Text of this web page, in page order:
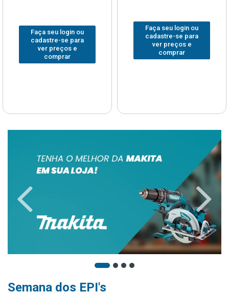
Faça seu login ou
cadastre-se para
ver preços e
comprar
Faça seu login ou
cadastre-se para
ver preços e
comprar
Semana dos EPI's